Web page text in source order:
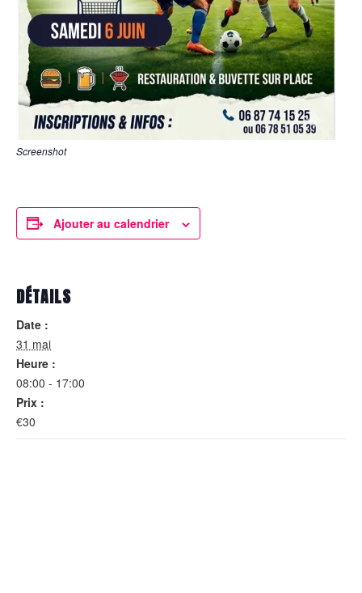
Screenshot
Ajouter au calendrier
DÉTAILS
Date :
31 mai
Heure :
08:00 - 17:00
Prix :
€30